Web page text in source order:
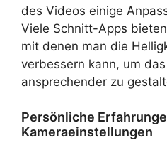
des Videos einige
Viele Schnitt-Apps
mit denen man die
verbessern kann, um
ansprechender zu
Persönliche
Kameraeinstellungen